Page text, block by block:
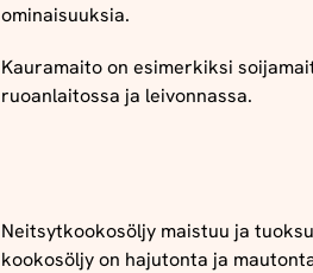
ominaisuuksia.
Kauramaito on esimerkiksi
ruoanlaitossa ja leivonnassa.
Neitsytkookosöljy maistuu ja
kookosöljy on hajutonta ja